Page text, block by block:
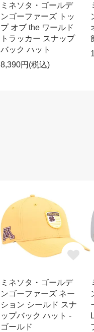
ミネソタ・ゴールデ
ンゴーファーズ トッ
プ オブ the ワールド
トラッカー スナップ
バック ハット
8,390円(税込)
ミネソタ・ゴールデ
ンゴーファーズ ネー
ション シールド スナ
ップバック ハット -
ゴールド